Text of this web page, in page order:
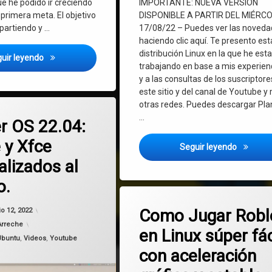
he podido ir creciendo
meta. El objetivo
y …
leyendo ¡¡¡Llegamos a los 1000 suscriptores en Youtube!!!
IMPORTANTE: NUEVA VERSIÓN
DISPONIBLE A PARTIR DEL
17/08/22 – Puedes ver las
haciendo clic aquí. Te presento
distribución Linux en la que he
trabajando en base a mis
y a las consultas de los
este sitio y del canal de Youtube y
otras redes. Puedes descargar
…
Seguir leyendo
OS 22.04:
y Xfce
al
12, 2022
,Videos ,Youtube
en Voyager OS 22.04: Gnome y Xfce personalizados al máximo.
Como Jugar
en Linux súper
con aceleración
juegos
OpenGL